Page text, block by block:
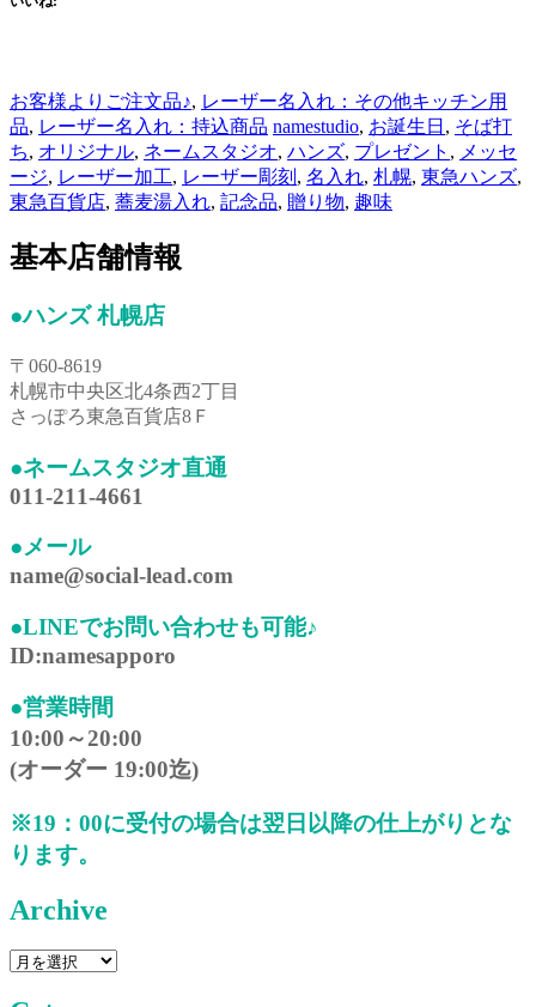
お客様よりご注文品♪, レーザー名入れ：その他キッチン用
品, レーザー名入れ：持込商品 namestudio, お誕生日 , そば打
ち, オリジナル, ネームスタジオ, ハンズ, プレゼント , メッセ
ージ, レーザー加工, レーザー彫刻 , 名入れ, 札幌, 東急ハンズ,
東急百貨店, 蕎麦湯入れ, 記念品, 贈り物, 趣味
基本店舗情報
●ハンズ 札幌店
〒060-8619
札幌市中央区北4条西2丁目
さっぽろ東急百貨店8Ｆ
●ネームスタジオ直通
011-211-4661
●メール
name@social-lead.com
●LINEでお問い合わせも可能♪
ID:namesapporo
●営業時間
10:00～20:00
(オーダー 19:00迄)
※19：00に受付の場合は翌日以降の仕上がりとな
ります。
Archive